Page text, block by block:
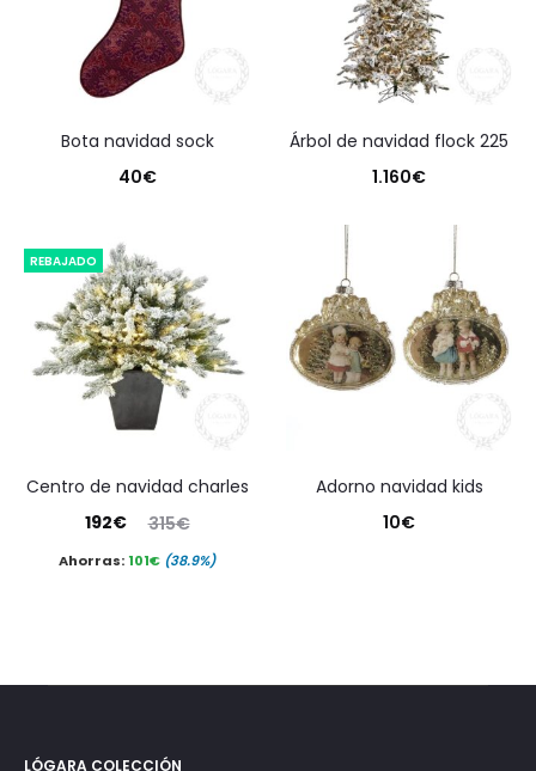
bota navidad sock
40€
árbol de navidad flock 225
1.160€
REBAJADO
centro de navidad charles
315€
El
precio
192€
El
precio
Ahorras:101€ (38.9%)
adorno navidad kids
10€
LÓGARA COLECCIÓN